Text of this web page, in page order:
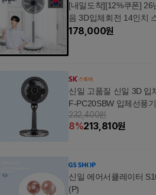
[내일도착][12%쿠폰]
음 3D입체회전 14인치
178,000원
신일 고품질 신일 3D 입
F-PC20SBW 입체선풍
232,400원
8%213,810원
신일 에어서큘레이터
(P)